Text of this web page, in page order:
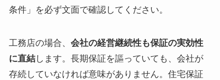
条件」を必ず文面で確認してください。
工務店の場合、 会社の経営継続性も保証の実効性
に直結します。長期保証を謳っていても、会社が
存続していなければ意味がありません。住宅保証